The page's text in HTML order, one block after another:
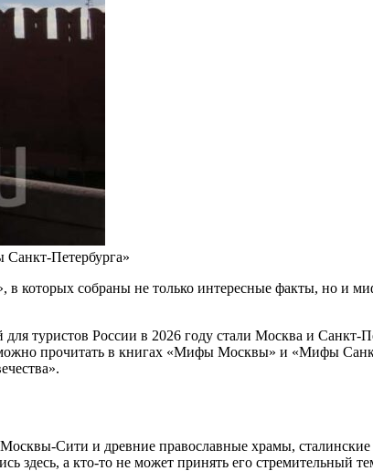
Петербурга»
собраны не только интересные факты, но и
туристов России в 2026 году стали Москва и Санкт-
прочитать в книгах «Мифы Москвы» и «Мифы
Сити и древние православные храмы,
а кто-то не может принять его стремительный